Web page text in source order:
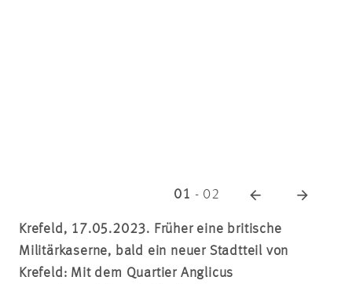
01 - 02
Krefeld, 17.05.2023. Früher eine britische
Militärkaserne, bald ein neuer Stadtteil von
Krefeld: Mit dem Quartier Anglicus